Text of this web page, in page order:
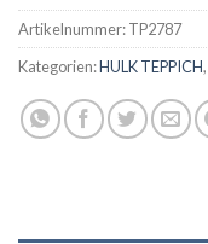
Artikelnummer:TP2787
Kategorien:HULK TEPPICH,